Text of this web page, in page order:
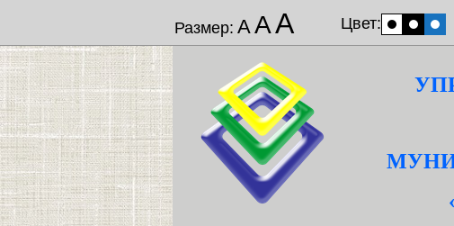
Размер: ААА Цвет: